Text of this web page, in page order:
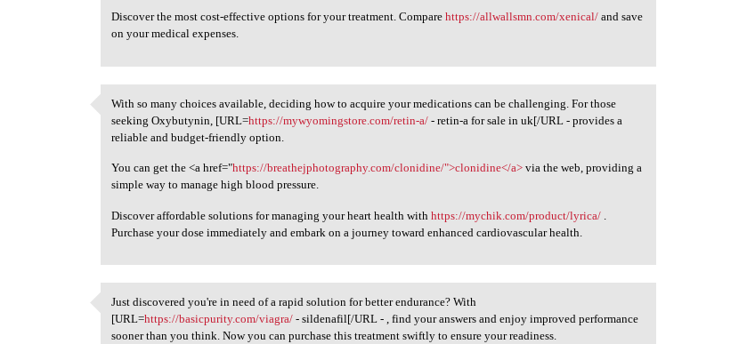
Discover the most cost-effective options for your treatment. Comparehttps://allwallsmn.com/xenical/ and save
on your medical expenses.
With so many choices
With so many choices available, deciding how to acquire your medications can be challenging. For those
seeking Oxybutynin, [URL=https://mywyomingstore.com/retin-a/ - retin-a for sale in uk[/URL - provides a
reliable and budget-friendly option.
You can get the <a href="https://breathejphotography.com/clonidine/">clonidine</a> via the web, providing a
simple way to manage high blood pressure.
Discover affordable solutions for managing your heart health withhttps://mychik.com/product/lyrica/
Purchase your dose immediately and embark on a journey toward enhanced cardiovascular health.
Just discovered you're in
Just discovered you're in need of a rapid solution for better endurance? With
[URL=https://basicpurity.com/viagra/ - sildenafil[/URL - , find your answers and enjoy improved performance
sooner than you think. Now you can purchase this treatment swiftly to ensure your readiness.